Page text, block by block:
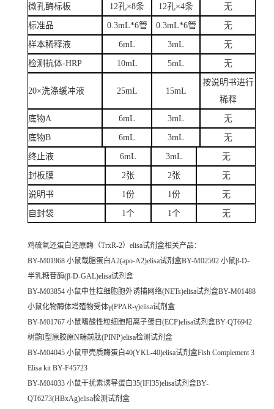
微孔酶标板 12孔×8条 12孔×4条 无
标准品 0.3mL*6管 0.3mL*6管 无
样本稀释液 6mL 3mL 无
检测抗体-HRP 10mL 5mL 无
20×洗涤缓冲液 25mL 15mL
按说明书进行
稀释
底物A 6mL 3mL 无
底物B 6mL 3mL 无
终止液 6mL 3mL 无
封板膜 2张 2张 无
说明书 1份 1份 无
自封袋 1个 1个 无
鸡硫氧还蛋白还原酶（TrxR-2）elisa试剂盒相关产品：
BY-M01968 小鼠载脂蛋白A2(apo-A2)elisa试剂盒BY-M02592 小鼠β-D-
半乳糖苷酶(β-D-GAL)elisa试剂盒
BY-M03854 小鼠中性粒细胞胞外诱捕网络(NETs)elisa试剂盒BY-M01488
小鼠化物酶体增殖物受体γ(PPAR-γ)elisa试剂盒
BY-M01767 小鼠嗜酸性粒细胞阳离子蛋白(ECP)elisa试剂盒BY-QT6942
树鼩I型原胶原N端前肽(PINP)elisa检测试剂盒
BY-M04045 小鼠甲壳质酶蛋白40(YKL-40)elisa试剂盒Fish Complement 3
Elisa kit BY-F45723
BY-M04033 小鼠干扰素诱导蛋白35(IFI35)elisa试剂盒BY-
QT6273(HBxAg)elisa检测试剂盒